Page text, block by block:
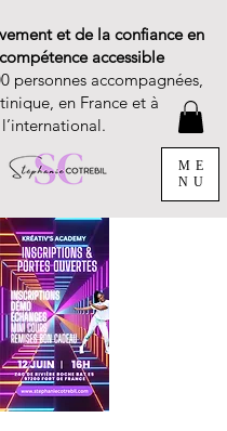
et de la confiance en
accessible
personnes accompagnées,
en France et à
l’international.
ME
NU